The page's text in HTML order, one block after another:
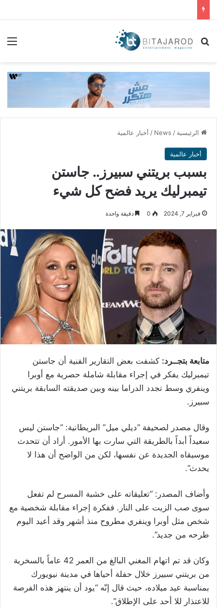
بحث عن
الرئيسية /
News
/ أخبار عالمية
أخبار عالمية
بسبب بريتني سبيرز.. جاستن
تيمبرليك يريد فضح كل شيء
فبراير 7, 2024 0 دقيقة واحدة
متابعة بتجــرد: كشفت بعض التقارير الفنية أن جاستن
تيمبرليك يفكر في إجراء مقابلة شاملة حصرية مع أوبرا
وينفري وسط تجدد الدراما بينه وبين صديقته السابقة بريتني
سبيرز.
وقال مصدر لصحيفة “ديلي ميل” البريطانية: “جاستن ليس
سعيداً أبداً بالطريقة التي سارت بها الأمور. أراد أن تتحدث
موسيقاه الجديدة عن نفسها، لكن من الواضح أن هذا لا
يحدث”.
وأضاف المصدر: “تعليقاته على خشبة المسرح لم تفعل
سوى صب الزيت على النار. ففكرة إجراء مقابلة شخصية مع
شخص مثل أوبرا وينفري مطروح منذ أشهر وقد أعيد اليوم
طرحه من جديد”.
وكان قد تم اتهام المغني البالغ من العمر 42 عاماً بالسخرية
من بريتني سبيرز خلال حفلة أحياها في مدينة نيويورك
بمناسبة عيد ميلاده، حيث قال إنّه “يود أن ينتهز هذه الفرصة
للاعتذار للا أحد على الإطلاق”.